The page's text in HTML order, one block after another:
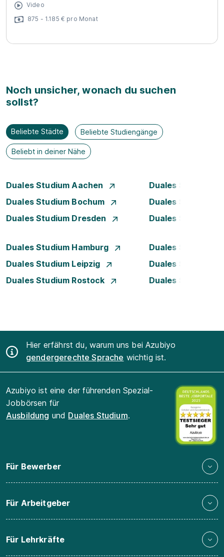
Video
875 - 1.185 € pro Monat
Noch unsicher, wonach du suchen
sollst?
Beliebte Städte Beliebte Studiengänge
Beliebt in deiner Nähe
Duales Studium Aachen
Duales Studium
Duales Studium Bochum
Duales Studium
Duales Studium Dresden
Duales Studium
Duales Studium Hamburg
Duales Studium
Duales Studium Leipzig
Duales Studium
Duales Studium Rostock
Duales Studium
Hier erfährst du, warum uns bei Azubiyo
gendergerechte Sprache wichtig ist.
Azubiyo ist eine der führenden Spezial-
Jobbörsen für
Ausbildung und Duales Studium.
Für Bewerber
Für Arbeitgeber
Für Lehrkräfte